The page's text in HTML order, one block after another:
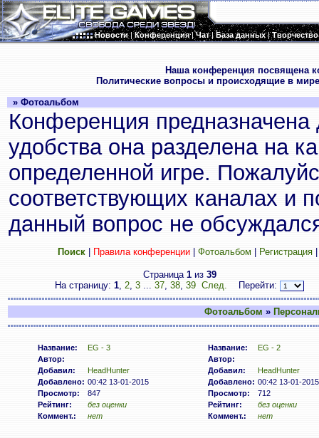
Новости|Конференция|Чат|База данных|Творчество
Наша конференция посвящена
Политические вопросы и происходящие в
» Фотоальбом
Конференция
удобства она разделена на
определенной игре.
соответствующих каналах и
данный вопрос не
Поиск| Правила конференции| Фотоальбом Регистрация
Страница 1из 39
На страницу: 1, 2, 3 ... 37, 38, 39 След. Перейти:
Фотоальбом »
Название:
EG - 3
Автор:
Добавил:
HeadHunter
Добавлено: 00:42 13-01-2015
Просмотр:
847
Рейтинг:
без оценки
Коммент.:
нет
Название:
EG - 2
Автор:
Добавил:
HeadHunter
Добавлено: 00:42 13-01-2015
Просмотр:
712
Рейтинг:
без оценки
Коммент.:
нет